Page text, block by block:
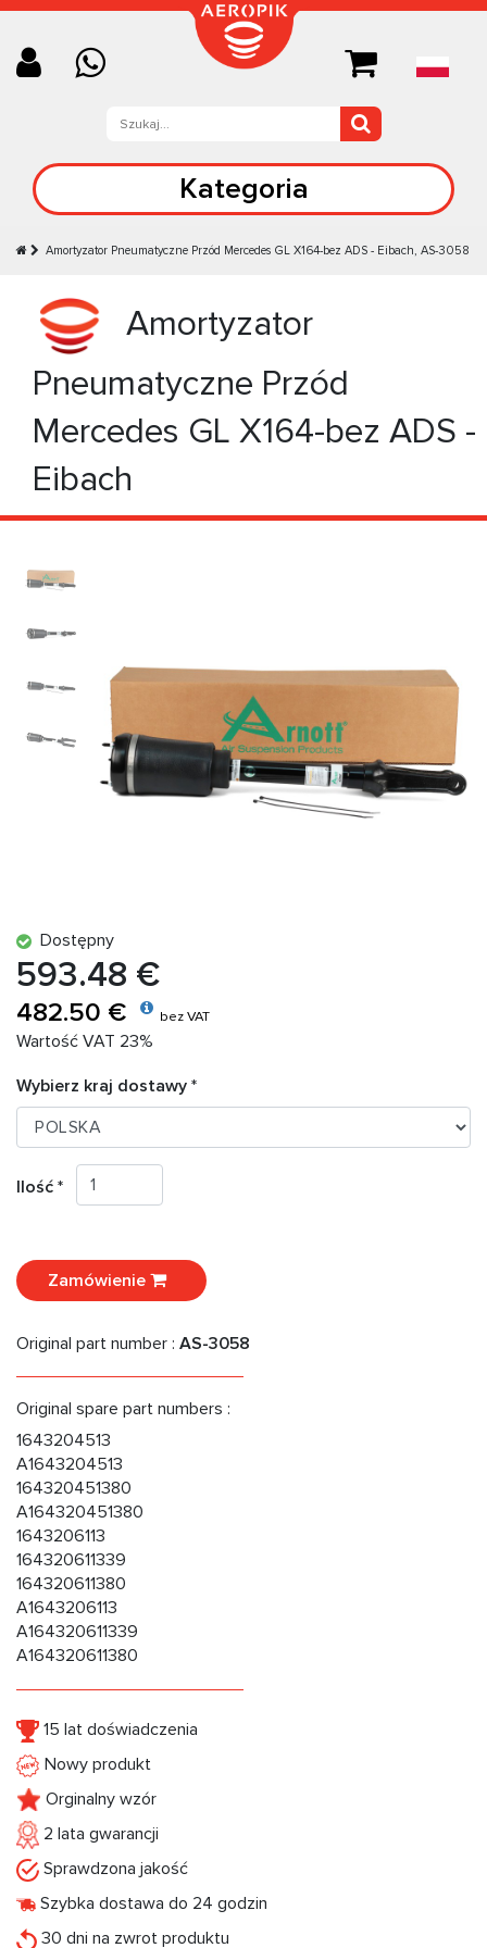
Kategoria
Amortyzator Pneumatyczne Przód Mercedes GL X164-bez ADS - Eibach, AS-3058
Amortyzator
Pneumatyczne Przód
Mercedes GL X164-bez ADS -
Eibach
Dostępny
593.48 €
482.50 € bez VAT
Wartość VAT 23%
Wybierz kraj dostawy *
Ilość *
Zamówienie
Original part number : AS-3058
Original spare part numbers :
1643204513
A1643204513
164320451380
A164320451380
1643206113
164320611339
164320611380
A1643206113
A164320611339
A164320611380
15 lat doświadczenia
Nowy produkt
Orginalny wzór
2 lata gwarancji
Sprawdzona jakość
Szybka dostawa do 24 godzin
30 dni na zwrot produktu